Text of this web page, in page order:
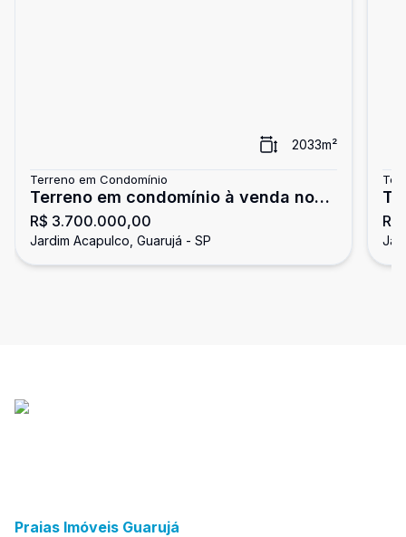
2033m²
Terreno em Condomínio
Terreno em condomínio à venda no
Jardim Acapulco, Guarujá
R$ 3.700.000,00
Jardim Acapulco, Guarujá - SP
Praias Imóveis Guarujá